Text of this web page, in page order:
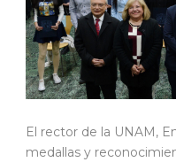
El rector de la UNAM,
medallas y